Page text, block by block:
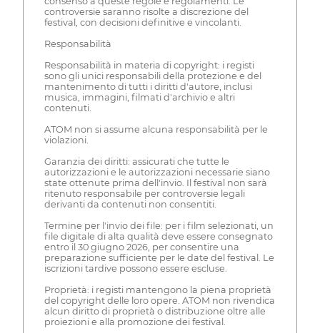
controversie saranno risolte a discrezione del
festival, con decisioni definitive e vincolanti.
Responsabilità
Responsabilità in materia di copyright: i registi
sono gli unici responsabili della protezione e del
mantenimento di tutti i diritti d'autore, inclusi
musica, immagini, filmati d'archivio e altri
contenuti.
ATOM non si assume alcuna responsabilità per le
violazioni.
Garanzia dei diritti: assicurati che tutte le
autorizzazioni e le autorizzazioni necessarie siano
state ottenute prima dell'invio. Il festival non sarà
ritenuto responsabile per controversie legali
derivanti da contenuti non consentiti.
Termine per l'invio dei file: per i film selezionati, un
file digitale di alta qualità deve essere consegnato
entro il 30 giugno 2026, per consentire una
preparazione sufficiente per le date del festival. Le
iscrizioni tardive possono essere escluse.
Proprietà: i registi mantengono la piena proprietà
del copyright delle loro opere. ATOM non rivendica
alcun diritto di proprietà o distribuzione oltre alle
proiezioni e alla promozione dei festival.